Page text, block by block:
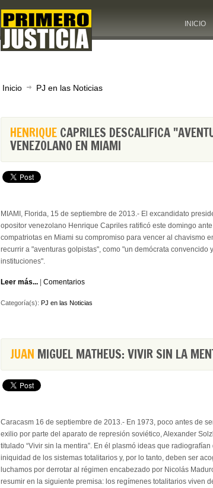
INICIO
Inicio PJ en las Noticias
HENRIQUE CAPRILES DESCALIFICA
VENEZOLANO EN MIAMI
MIAMI, Florida, 15 de septiembre de 2013.- El excandidato
opositor venezolano Henrique Capriles ratificó este domingo
compatriotas en Miami su compromiso para vencer al chavismo
recurrir a "aventuras golpistas", como "un demócrata convencido
instituciones".
Leer más... Comentarios
Categoría(s): PJ en las Noticias
JUAN MIGUEL MATHEUS: VIVIR SIN LA
Caracasm 16 de septiembre de 2013.- En 1973, poco antes de
exilio por parte del aparato de represión soviético, Alexander
titulado “Vivir sin la mentira”. En él plasmó ideas que
iniquidad de los sistemas totalitarios y, por lo tanto, deben ser
luchamos por derrotar al régimen encabezado por Nicolás
resumir en la siguiente premisa: los regímenes totalitarios viven